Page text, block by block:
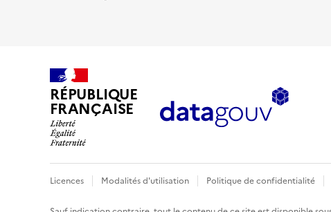
RÉPUBLIQUE
FRANÇAISE
Licences Modalités d'utilisation Politique de confidentialité